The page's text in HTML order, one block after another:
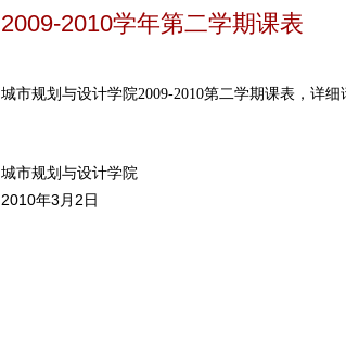
2009-2010学年第二学期课表
城市规划与设计学院2009-2010第二学期课表，详细
城市规划与设计学院
2010年3月2日